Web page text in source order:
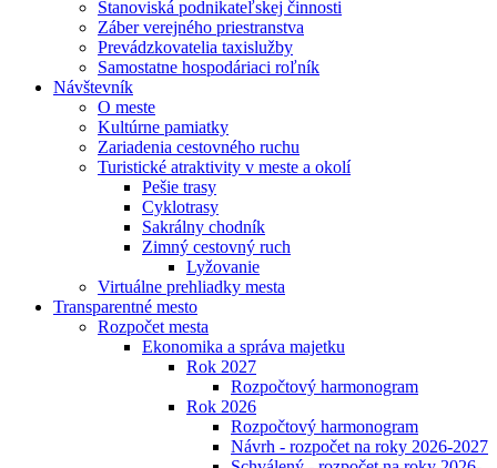
Stanoviská podnikateľskej činnosti
Záber verejného priestranstva
Prevádzkovatelia taxislužby
Samostatne hospodáriaci roľník
Návštevník
O meste
Kultúrne pamiatky
Zariadenia cestovného ruchu
Turistické atraktivity v meste a okolí
Pešie trasy
Cyklotrasy
Sakrálny chodník
Zimný cestovný ruch
Lyžovanie
Virtuálne prehliadky mesta
Transparentné mesto
Rozpočet mesta
Ekonomika a správa majetku
Rok 2027
Rozpočtový harmonogram
Rok 2026
Rozpočtový harmonogram
Návrh - rozpočet na roky 2026-2027